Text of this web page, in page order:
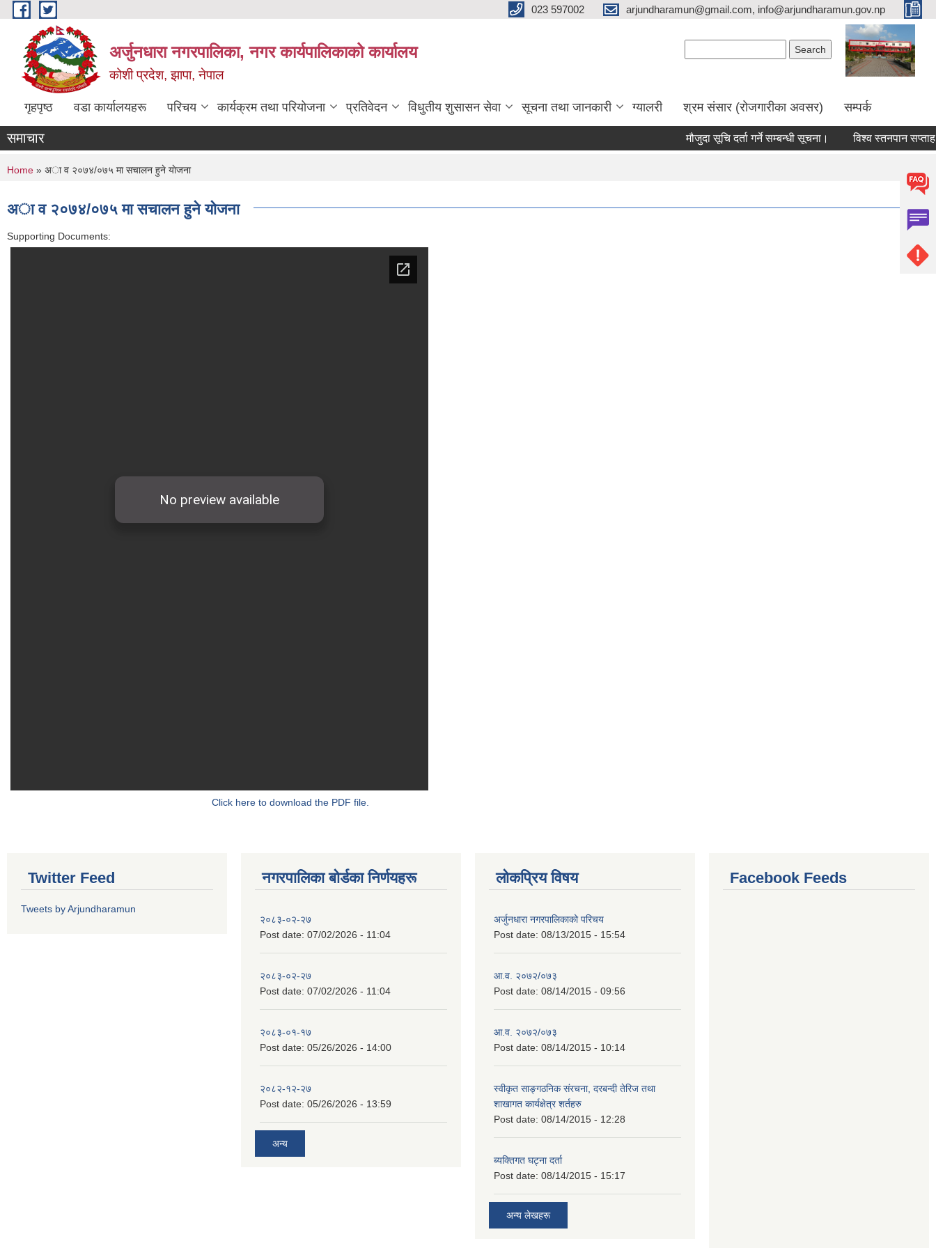
Skip to main content 023 597002 arjundharamun@gmail.com, info@arjundharamun.gov.np
अर्जुनधारा नगरपालिका, नगर कार्यपालिकाको कार्यालय
कोशी प्रदेश, झापा, नेपाल
गृहपृष्ठ वडा कार्यालयहरू परिचय कार्यक्रम तथा परियोजना प्रतिवेदन विधुतीय शुसासन सेवा सूचना तथा जानकारी ग्यालरी श्रम संसार (रोजगारीका अवसर) सम्पर्क
समाचार मौजुदा सूचि दर्ता गर्ने सम्बन्धी सूचना। विश्व स्तनपान सप्ताह
You are here
Home » अा व २०७४/०७५ मा सचालन हुने याेजना
अा व २०७४/०७५ मा सचालन हुने याेजना
Supporting Documents:
Click here to download the PDF file.
Twitter Feed
Tweets by Arjundharamun
नगरपालिका बाेर्डका निर्णयहरू
२०८३-०२-२७
Post date: 07/02/2026 - 11:04
२०८३-०२-२७
Post date: 07/02/2026 - 11:04
२०८३-०१-१७
Post date: 05/26/2026 - 14:00
२०८२-१२-२७
Post date: 05/26/2026 - 13:59
अन्य
लोकप्रिय विषय
अर्जुनधारा नगरपालिकाको परिचय
Post date: 08/13/2015 - 15:54
आ.व. २०७२/०७३
Post date: 08/14/2015 - 09:56
आ.व. २०७२/०७३
Post date: 08/14/2015 - 10:14
स्वीकृत साङ्गठनिक संरचना, दरबन्दी तेरिज तथा
शाखागत कार्यक्षेत्र शर्तहरु
Post date: 08/14/2015 - 12:28
ब्यक्तिगत घट्ना दर्ता
Post date: 08/14/2015 - 15:17
अन्य लेखहरू
Facebook Feeds